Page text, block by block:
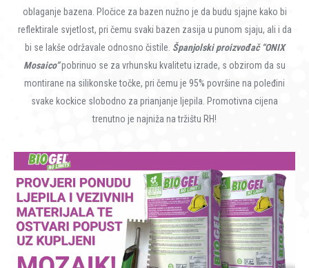
oblaganje bazena. Pločice za bazen nužno je da budu sjajne kako bi
reflektirale svjetlost, pri čemu svaki bazen zasija u punom sjaju, ali i da
bi se lakše održavale odnosno čistile. Španjolski proizvođač “ONIX
Mosaico”pobrinuo se za vrhunsku kvalitetu izrade, s obzirom da su
montirane na silikonske točke, pri čemu je 95% površine na poleđini
svake kockice slobodno za prianjanje ljepila. Promotivna cijena
trenutno je najniža na tržištu RH!